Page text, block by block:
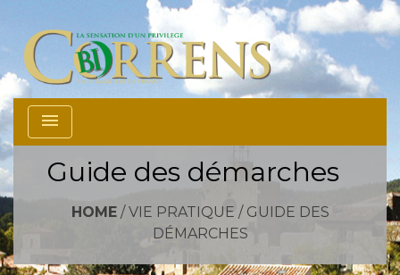
menu
Guide des démarches
HOME/ VIE PRATIQUE / GUIDE DES
DÉMARCHES